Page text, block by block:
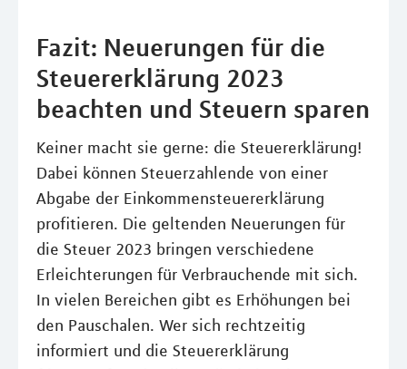
Fazit: Neuerungen für die
Steuererklärung 2023
beachten und Steuern sparen
Keiner macht sie gerne: die Steuererklärung!
Dabei können Steuerzahlende von einer
Abgabe der Einkommensteuererklärung
profitieren. Die geltenden Neuerungen für
die Steuer 2023 bringen verschiedene
Erleichterungen für Verbrauchende mit sich.
In vielen Bereichen gibt es Erhöhungen bei
den Pauschalen. Wer sich rechtzeitig
informiert und die Steuererklärung